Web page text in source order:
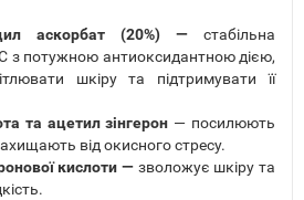
аскорбат (20%) — стабільна
з потужною антиоксидантною дією,
шкіру та підтримувати її
та ацетил зінгерон — посилюють
від окисного стресу.
кислоти — зволожує шкіру та